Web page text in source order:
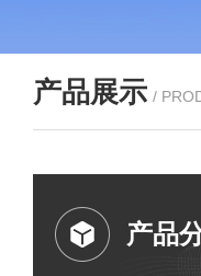
产品展示 /
产品